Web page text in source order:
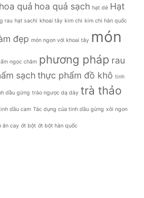
hoa quả hoa quả sạch hạt dẻ Hạt
rau hạt sachi khoai tây kim chi kim chi hàn quốc
đẹp món ngon với khoai tây món
ngọc châm phương pháp rau
sạch thực phẩm đồ khô tinh
dầu gừng trào ngược dạ dày trà thảo
dầu cam Tác dụng của tinh dầu gừng xôi ngon
ăn cay ớt bột ớt bột hàn quốc